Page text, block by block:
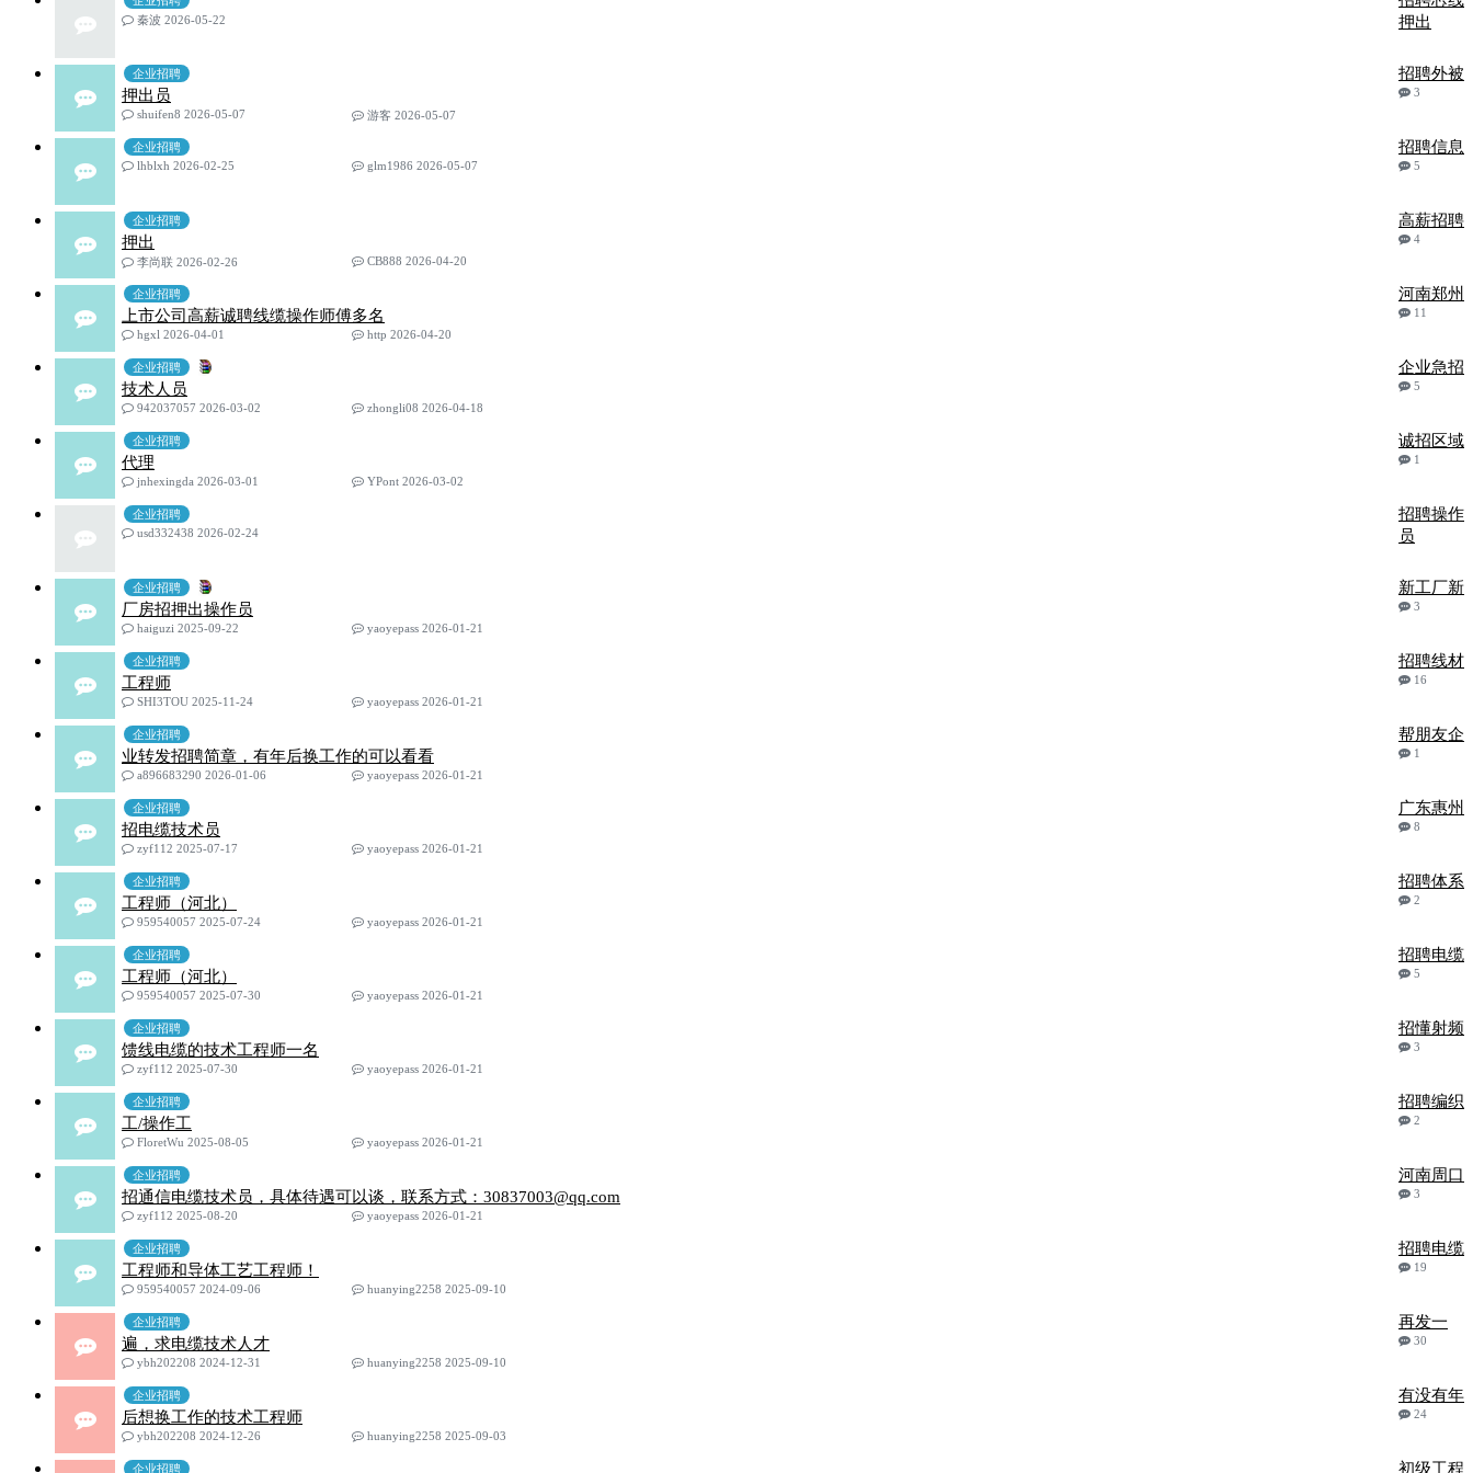
押出
秦波 2026-05-22
企业招聘
招聘外被
押出员
3
shuifen8 2026-05-07
游客 2026-05-07
企业招聘 招聘信息
5
lhblxh 2026-02-25 glm1986 2026-05-07
企业招聘
高薪招聘
押出
4
李尚联 2026-02-26
CB888 2026-04-20
企业招聘
河南郑州
上市公司高薪诚聘线缆操作师傅多名
11
hgxl 2026-04-01
http 2026-04-20
企业招聘
企业急招
技术人员
5
942037057 2026-03-02
zhongli08 2026-04-18
企业招聘
诚招区域
代理
1
jnhexingda 2026-03-01
YPont 2026-03-02
企业招聘
招聘操作
员
usd332438 2026-02-24
企业招聘
新工厂新
厂房招押出操作员
3
haiguzi 2025-09-22
yaoyepass 2026-01-21
企业招聘
招聘线材
工程师
16
SHI3TOU 2025-11-24
yaoyepass 2026-01-21
企业招聘
帮朋友企
业转发招聘简章，有年后换工作的可以看看
1
a896683290 2026-01-06
yaoyepass 2026-01-21
企业招聘
广东惠州
招电缆技术员
8
zyf112 2025-07-17
yaoyepass 2026-01-21
企业招聘
招聘体系
工程师（河北）
2
959540057 2025-07-24
yaoyepass 2026-01-21
企业招聘
招聘电缆
工程师（河北）
5
959540057 2025-07-30
yaoyepass 2026-01-21
企业招聘
招懂射频
馈线电缆的技术工程师一名
3
zyf112 2025-07-30
yaoyepass 2026-01-21
企业招聘
招聘编织
工/操作工
2
FloretWu 2025-08-05
yaoyepass 2026-01-21
企业招聘
河南周口
招通信电缆技术员，具体待遇可以谈，联系方式：30837003@qq.com
3
zyf112 2025-08-20
yaoyepass 2026-01-21
企业招聘
招聘电缆
工程师和导体工艺工程师！
19
959540057 2024-09-06
huanying2258 2025-09-10
企业招聘
再发一
遍，求电缆技术人才
30
ybh202208 2024-12-31
huanying2258 2025-09-10
企业招聘
有没有年
后想换工作的技术工程师
24
ybh202208 2024-12-26
huanying2258 2025-09-03
企业招聘 初级工程